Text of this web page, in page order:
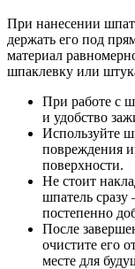
При нанесении
держать его под
материал
шпаклевку или
При работе с
и удобство
Используйте
повреждения
поверхности.
Не стоит
шпатель сразу
постепенно
После
очистите его
месте для